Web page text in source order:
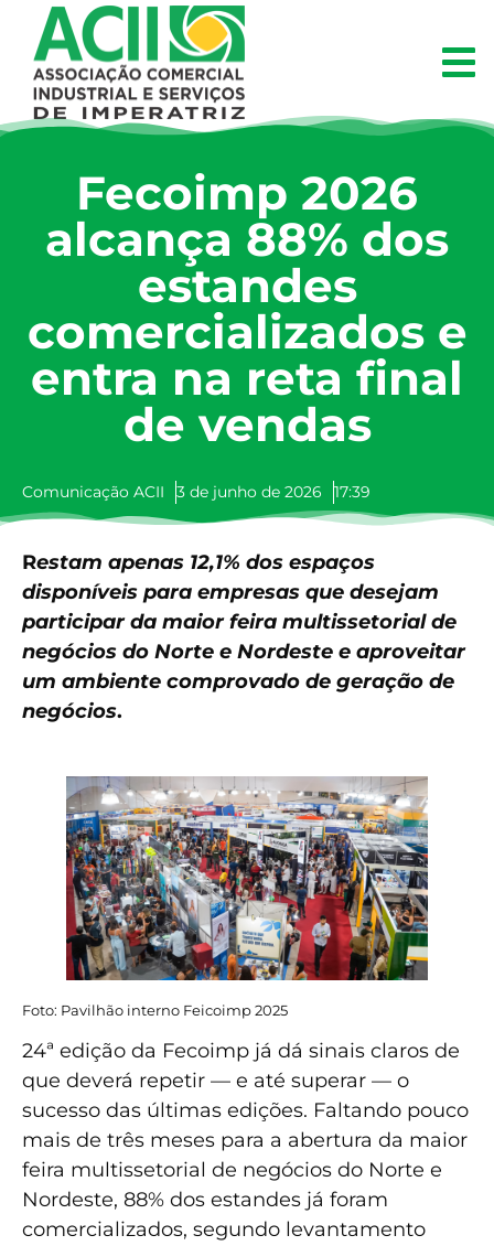
Fecoimp 2026
alcança 88% dos
estandes
comercializados e
entra na reta final
de vendas
Comunicação ACII 3 de junho de 2026 17:39
Restam apenas 12,1% dos espaços
disponíveis para empresas que desejam
participar da maior feira multissetorial de
negócios do Norte e Nordeste e aproveitar
um ambiente comprovado de geração de
negócios.
Foto: Pavilhão interno Feicoimp 2025
24ª edição da Fecoimp já dá sinais claros de
que deverá repetir — e até superar — o
sucesso das últimas edições. Faltando pouco
mais de três meses para a abertura da maior
feira multissetorial de negócios do Norte e
Nordeste, 88% dos estandes já foram
comercializados, segundo levantamento